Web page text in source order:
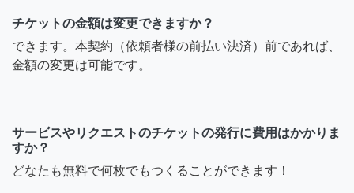
チケットの金額は変更できますか？
できます。本契約（依頼者様の前払い決済）前であれば、
金額の変更は可能です。
サービスやリクエストのチケットの発行に費用はかかりま
すか？
どなたも無料で何枚でもつくることができます！